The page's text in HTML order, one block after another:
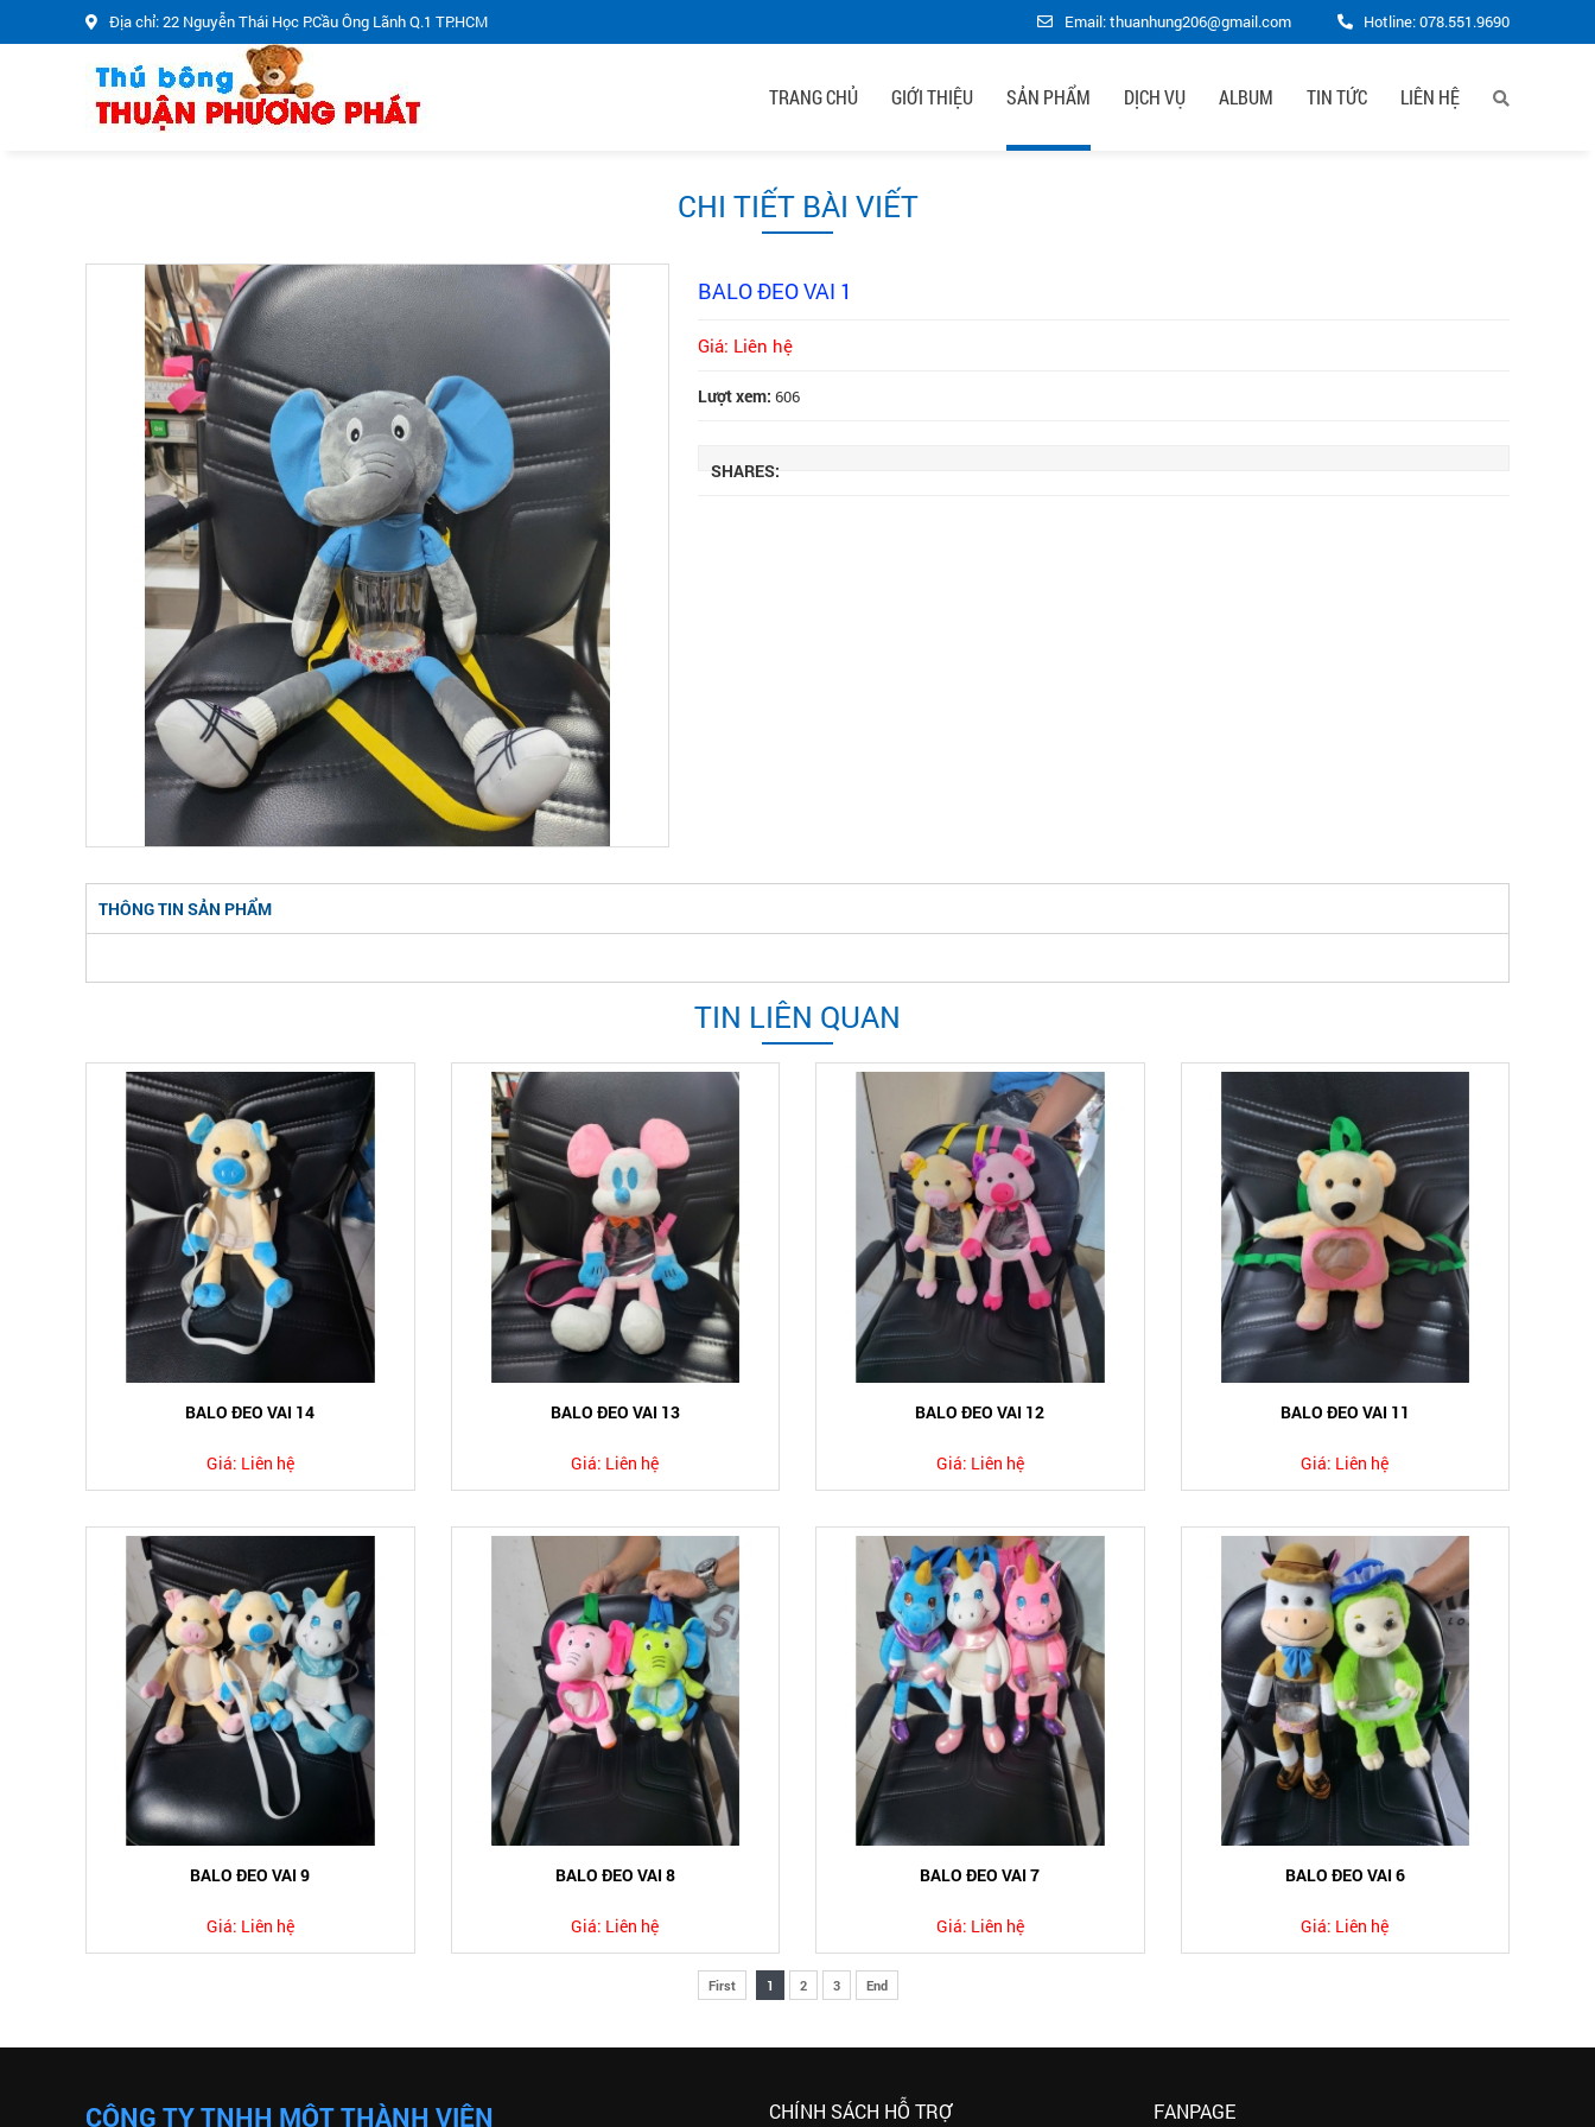
Địa chỉ: 22 Nguyễn Thái Học P.Cầu Ông Lãnh Q.1 TP.HCM Email: thuanhung206@gmail.com Hotline:078.551.9690
TRANG CHỦ GIỚI THIỆU SẢN PHẨM DỊCH VỤ ALBUM TIN TỨC LIÊN HỆ
CHI TIẾT BÀI VIẾT
BALO ĐEO VAI 1
Giá: Liên hệ
Lượt xem: 606
SHARES:
THÔNG TIN SẢN PHẨM
TIN LIÊN QUAN
BALO ĐEO VAI 14
Giá: Liên hệ
BALO ĐEO VAI 13
Giá: Liên hệ
BALO ĐEO VAI 12
Giá: Liên hệ
BALO ĐEO VAI 11
Giá: Liên hệ
BALO ĐEO VAI 9
Giá: Liên hệ
BALO ĐEO VAI 8
Giá: Liên hệ
BALO ĐEO VAI 7
Giá: Liên hệ
BALO ĐEO VAI 6
Giá: Liên hệ
First 1 2 3 End
CÔNG TY TNHH MỘT THÀNH VIÊN
CHÍNH SÁCH HỖ TRỢ FANPAGE